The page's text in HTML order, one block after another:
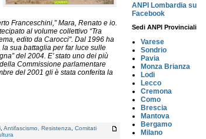
Franceschini,” Mara, Renato e io.
al volume collettivo “Tra
edito da Carocci". Dal 1996 ha
sua battaglia per far luce sulle
del 2004. E’ stato uno dei più
Commissione parlamentare
del 2001 gli è stata conferita la
, Antifascismo, Resistenza, Comitati
ANPI Lombardia su
Facebook
Sedi ANPI Provinciali
Varese
Sondrio
Pavia
Monza Brianza
Lodi
Lecco
Cremona
Como
Brescia
Mantova
Bergamo
Milano